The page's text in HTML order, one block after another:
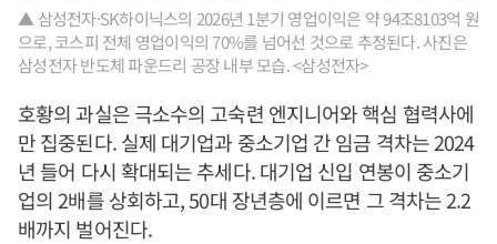
▲ 삼성전자·SK하이닉스의 2026년 1분기 영업이익은 약 94조8103억 원
으로, 코스피 전체 영업이익의 70%를 넘어선 것으로 추정된다. 사진은
삼성전자 반도체 파운드리 공장 내부 모습. <삼성전자>
호황의 과실은 극소수의 고숙련 엔지니어와 핵심 협력사에
만 집중된다. 실제 대기업과 중소기업 간 임금 격차는 2024
년 들어 다시 확대되는 추세다. 대기업 신입 연봉이 중소기
업의 2배를 상회하고, 50대 장년층에 이르면 그 격차는 2.2
배까지 벌어진다.